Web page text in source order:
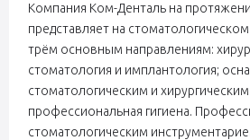
Компания Ком-Денталь на
представляет на
трём основным направлениям:
стоматология и имплантология;
стоматологическим и
профессиональная гигиена.
стоматологическим